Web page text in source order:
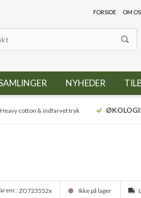
FORSIDE OM OS
NYHEDER
Heavy cotton & indfarvet tryk
ZO723552x Ikke på lager